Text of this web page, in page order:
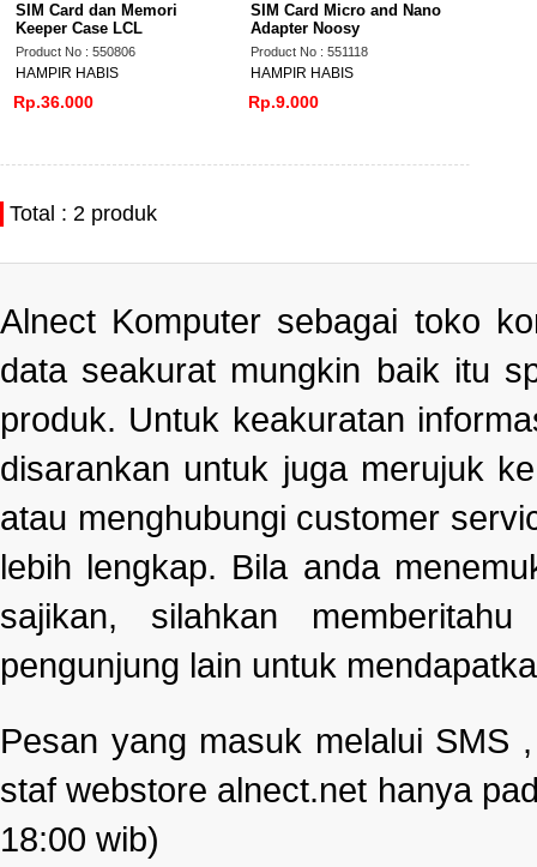
Rp.36.000
SIM Card dan Memori
Keeper Case LCL
Product No : 550806
HAMPIR HABIS
Rp.9.000
SIM Card Micro and Nano
Adapter Noosy
Product No : 551118
HAMPIR HABIS
Total : 2 produk
Alnect Komputer sebagai toko
data seakurat mungkin baik itu
produk. Untuk keakuratan
disarankan untuk juga merujuk
atau menghubungi customer
lebih lengkap. Bila anda
sajikan, silahkan
pengunjung lain untuk
Pesan yang masuk melalui SMS
staf webstore alnect.net hanya
18:00 wib)